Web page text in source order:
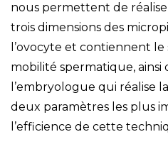
nous permettent de
trois dimensions des
l’ovocyte et contiennent
mobilité spermatique, ainsi
l’embryologue qui réalise
deux paramètres les plus
l’efficience de cette